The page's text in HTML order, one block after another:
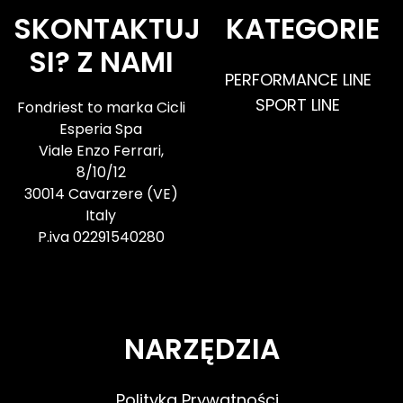
SKONTAKTUJ
SI? Z NAMI
Fondriest to marka Cicli
Esperia Spa
Viale Enzo Ferrari,
8/10/12
30014 Cavarzere (VE)
Italy
P.iva 02291540280
KATEGORIE
PERFORMANCE LINE
SPORT LINE
NARZĘDZIA